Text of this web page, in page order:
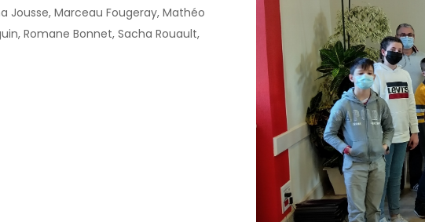
Jousse, Marceau Fougeray, Mathéo
Romane Bonnet, Sacha Rouault,